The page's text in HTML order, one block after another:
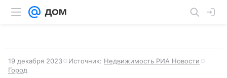
19 декабря 2023 Источник: Недвижимость РИА Новости
Город